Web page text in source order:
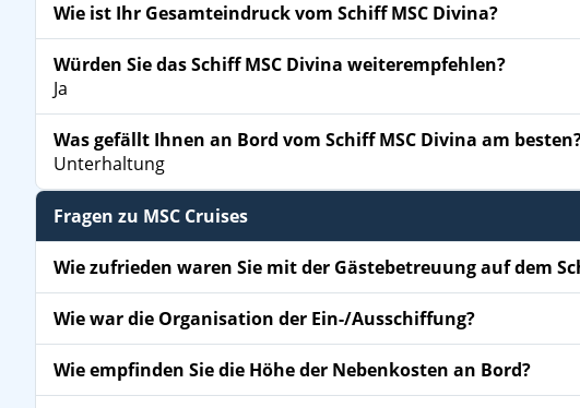
Wie ist Ihr Gesamteindruck vom Schiff MSC Divina?
Würden Sie das Schiff MSC Divina weiterempfehlen?
Ja
Was gefällt Ihnen an Bord vom Schiff MSC Divina am
Unterhaltung
Fragen zu MSC Cruises
Wie zufrieden waren Sie mit der Gästebetreuung auf dem
Wie war die Organisation der Ein-/Ausschiffung?
Wie empfinden Sie die Höhe der Nebenkosten an Bord?